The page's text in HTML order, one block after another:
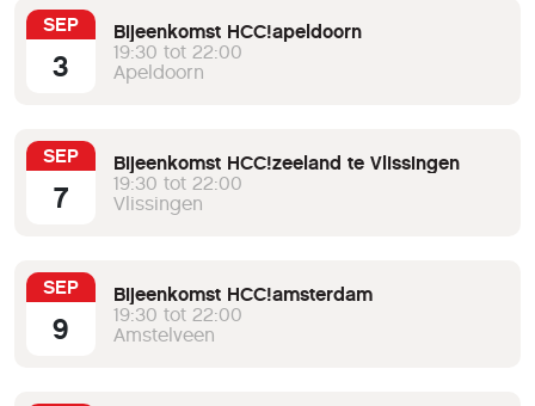
SEP
3
Bijeenkomst HCC!apeldoorn
19:30 tot 22:00
Apeldoorn
SEP
7
Bijeenkomst HCC!zeeland te Vlissingen
19:30 tot 22:00
Vlissingen
SEP
9
Bijeenkomst HCC!amsterdam
19:30 tot 22:00
Amstelveen